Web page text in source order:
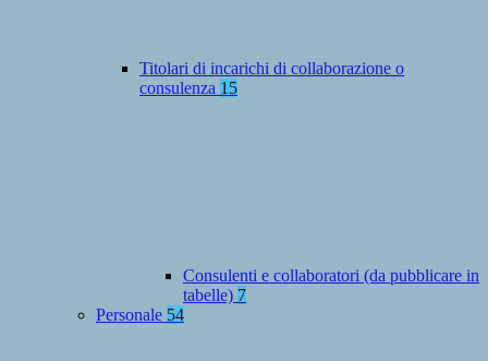
Titolari di incarichi di collaborazione o
consulenza 15
Consulenti e collaboratori (da pubblicare in
tabelle) 7
Personale 54